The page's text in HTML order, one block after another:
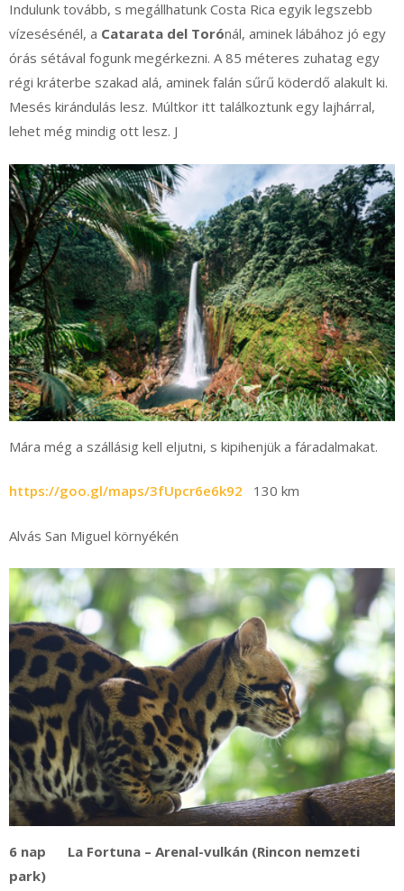
Indulunk tovább, s megállhatunk Costa Rica egyik legszebb
vízesésénél, a Catarata del Torónál, aminek lábához jó egy
órás sétával fogunk megérkezni. A 85 méteres zuhatag egy
régi kráterbe szakad alá, aminek falán sűrű köderdő alakult ki.
Mesés kirándulás lesz. Múltkor itt találkoztunk egy lajhárral,
lehet még mindig ott lesz. J
Mára még a szállásig kell eljutni, s kipihenjük a fáradalmakat.
https://goo.gl/maps/3fUpcr6e6k92 130 km
Alvás San Miguel környékén
6 nap La Fortuna – Arenal-vulkán (Rincon nemzeti
park)